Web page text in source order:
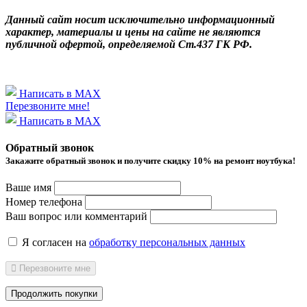
Данный сайт носит исключительно информационный
характер, материалы и цены на сайте не являются
публичной офертой, определяемой Ст.437 ГК РФ.
Написать в MAX
Перезвоните мне!
Написать в MAX
Обратный звонок
Закажите обратный звонок и получитe скидку 10% на ремонт ноутбука!
Ваше имя
Номер телефона
Ваш вопрос или комментарий
Я согласен на обработку персональных данных
Перезвоните мне
Продолжить покупки